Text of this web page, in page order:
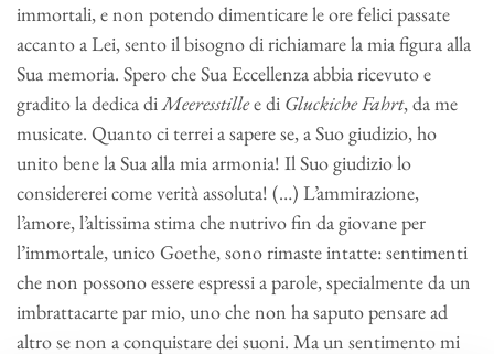
immortali, e non potendo dimenticare le ore felici passate
accanto a Lei, sento il bisogno di richiamare la mia figura alla
Sua memoria. Spero che Sua Eccellenza abbia ricevuto e
gradito la dedica diMeeresstillee di Gluckiche Fahrt, da me
musicate. Quanto ci terrei a sapere se, a Suo giudizio, ho
unito bene la Sua alla mia armonia! Il Suo giudizio lo
considererei come verità assoluta! (…) L’ammirazione,
l’amore, l’altissima stima che nutrivo fin da giovane per
l’immortale, unico Goethe, sono rimaste intatte: sentimenti
che non possono essere espressi a parole, specialmente da un
imbrattacarte par mio, uno che non ha saputo pensare ad
altro se non a conquistare dei suoni. Ma un sentimento mi